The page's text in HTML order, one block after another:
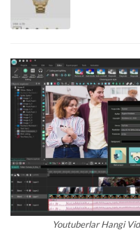
Youtuberlar Hangi